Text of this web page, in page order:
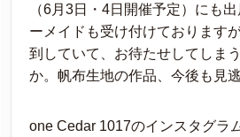
（6月3日・4日開催予定）にも
ーメイドも受け付けております
到していて、お待たせしてしま
か。帆布生地の作品、今後も見
one Cedar 1017のインスタグラ